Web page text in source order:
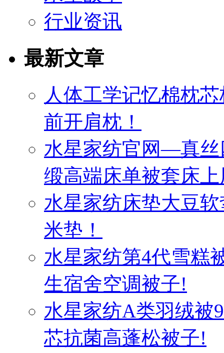
行业资讯
最新文章
人体工学记忆棉枕
前开肩枕！
水星家纺官网—真丝
缎高端床单被套床
水星家纺床垫大豆
米垫！
水星家纺第4代雪糕
生宿舍空调被子!
水星家纺A类羽绒被
芯抗菌高蓬松被子!